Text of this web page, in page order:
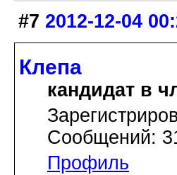
#7 2012-12-04
Клепа
кандидат в
Сообщений:
Профиль